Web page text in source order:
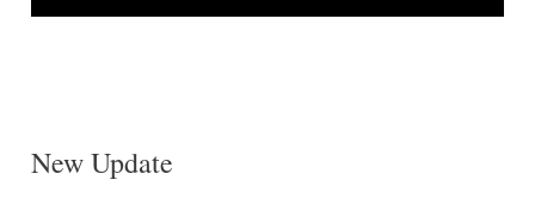
New Update